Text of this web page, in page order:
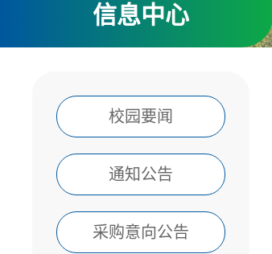
信息中心
校园要闻
通知公告
采购意向公告